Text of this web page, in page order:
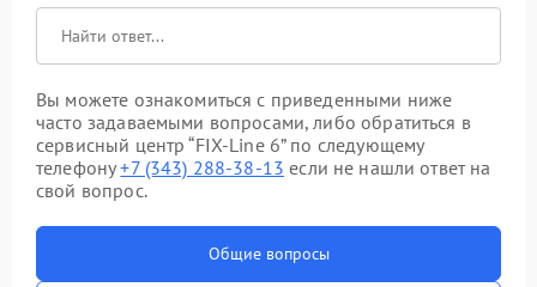
Вы можете ознакомиться с приведенными ниже
часто задаваемыми вопросами, либо обратиться в
сервисный центр “FIX-Line 6” по следующему
телефону+7 (343) 288-38-13 если не нашли ответ на
свой вопрос.
Общие вопросы